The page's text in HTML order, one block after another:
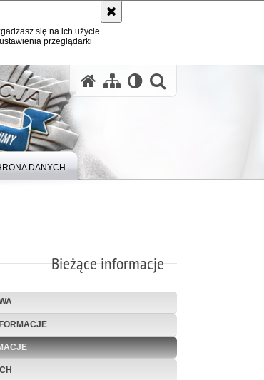
się na ich użycie
przeglądarki
DANYCH
Bieżące informacje